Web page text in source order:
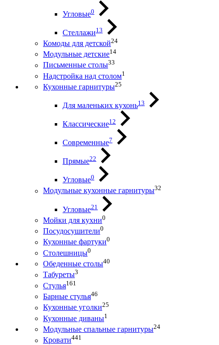
Угловые0
Стеллажи13
Комоды для детской24
Модульные детские14
Письменные столы33
Надстройка над столом1
Кухонные гарнитуры25
Для маленьких кухонь13
Классические12
Современные7
Прямые22
Угловые0
Модульные кухонные гарнитуры32
Угловые21
Мойки для кухни0
Посудосушители0
Кухонные фартуки0
Столешницы0
Обеденные столы40
Табуреты3
Стулья161
Барные стулья46
Кухонные уголки25
Кухонные диваны1
Модульные спальные гарнитуры24
Кровати441